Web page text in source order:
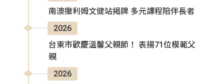
南澳撒利姆文健站揭牌 多元課程陪伴長者
2026
台東市歡慶溫馨父親節！ 表揚71位模範父
親
2026